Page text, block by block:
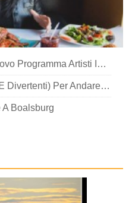
Incontra Gli Artisti Del Nuovo Programma Artisti In Residenza Di Santa Fe
I Modi Più Sorprendenti (e Divertenti) Per Andare Sul Posto Sulla Strada
A Boalsburg